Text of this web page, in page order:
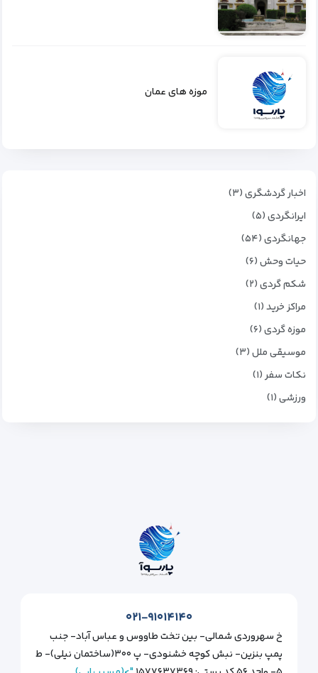
موزه‌ های عمان
اخبار گردشگری (۳)
ایرانگردی (۵)
جهانگردی (۵۴)
حیات وحش (۶)
شکم گردی (۲)
مراکز خرید (۱)
موزه گردی (۶)
موسیقی ملل (۳)
نکات سفر (۱)
ورزشی (۱)
۰۲۱-۹۱۰۱۴۱۴۰
خ سهروردی شمالی- بین تخت طاووس و عباس آباد- جنب
پمپ بنزین- نبش کوچه خشنودی- پ ۳۰۰(ساختمان نیلی)- ط